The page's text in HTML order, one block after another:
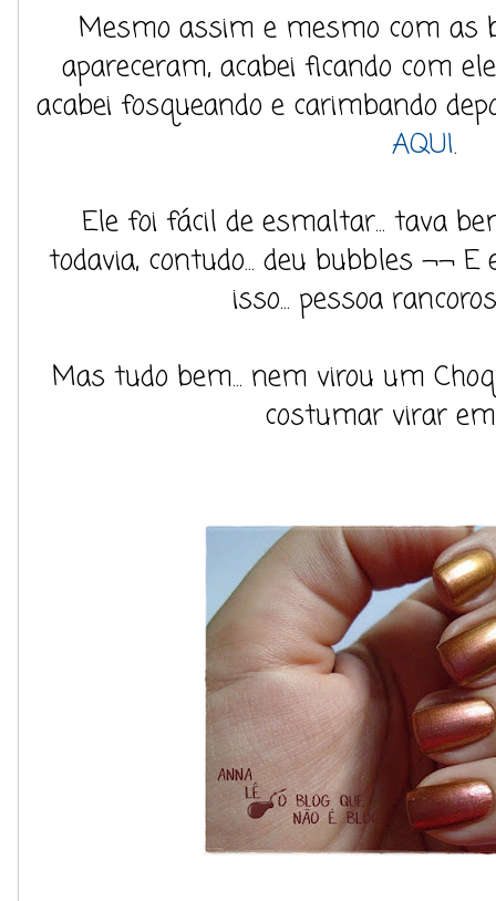
Mesmo assim e mesmo com as
apareceram, acabei ficando com
acabei fosqueando e carimbando
AQUI.
Ele foi fácil de esmaltar... tava
todavia, contudo... deu bubbles ¬¬
isso... pessoa
Mas tudo bem... nem virou um
costumar virar